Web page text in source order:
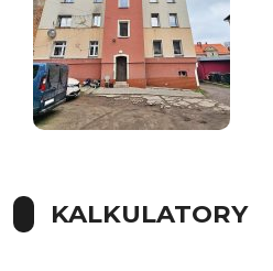
KALKULATORY